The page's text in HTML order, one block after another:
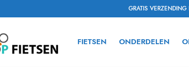
GRATIS
FIETSEN ONDERDELEN